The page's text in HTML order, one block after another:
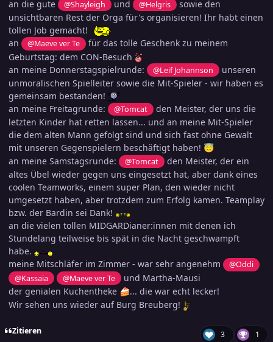
an die gute @Shayleigh und @Helgris
sowie den
unsichtbaren Rest der Orga für's organisieren! Ihr habt einen
tollen Job gemacht!
an
@Maeve ver Te
für das tolle Geschenk zu meinem
Geburtstag: dem CON-Besuch
an meine Donnerstagspielrunde:
@Leif Johannson
unseren
unmoralischen Spielleiter sowie die Mit-Spieler - wir haben es
gemeinsam bestanden!
an meine Freitagrunde:
@Tomcat
den Meister, der uns die
letzten Kinder hat retten lassen... und an meine Mit-Spieler
die dem alten Mann gefolgt sind und sich fast ohne Gewalt
mit unseren Gegenspielern beschäftigt haben! 😇
an meine Samstagsrunde: @Tomcat
den Meister, der ein
altes Übel wieder gegen uns eingesetzt hat, aber dank eines
coolen Teamworks, einem super Plan, den wieder nicht
umgesetzt haben, aber trotzdem zum Erfolg kamen. Teamplay
bzw. der Bardin sei Dank!
an die vielen tollen MIDGARDianer:innen mit denen ich
Stundelang teilweise bis spät in die Nacht geschwampft
habe.
meine Mitschläfer im Zimmer - war sehr angenehm
@Oddi
@Kassaia
@Maeve ver Te
und Martha-Mausi
der genialen Kuchentheke 🍰... die war echt lecker!
Wir sehen uns wieder auf Burg Breuberg!
Zitieren 3 1